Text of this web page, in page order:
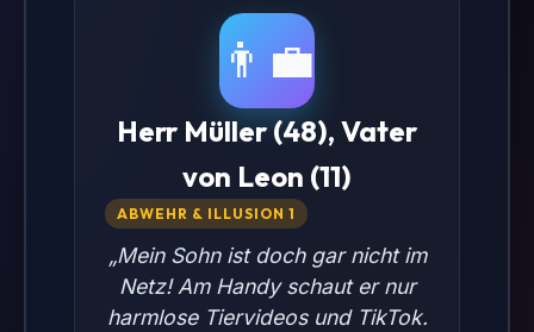
👨‍💼
Herr Müller (48), Vater
von Leon (11)
ABWEHR & ILLUSION 1
„Mein Sohn ist doch gar nicht im
Netz! Am Handy schaut er nur
harmlose Tiervideos und TikTok.